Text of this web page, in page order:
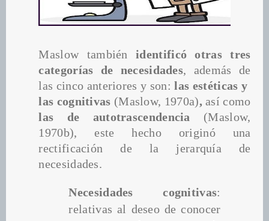
Maslow también identificó otras tres
categorías de necesidades, además de
las cinco anteriores y son: las estéticas y
las cognitivas (Maslow, 1970a),
las de autotrascendencia (Maslow,
1970b), este hecho originó una
rectificación de la jerarquía de
necesidades.
Necesidades cognitivas:
relativas al deseo de conocer